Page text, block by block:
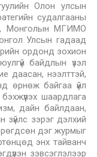
Олон улсын
судалгааны
Монголын МГИМО
Улсын гадаад
ордонд зохион
байдлын үзэл
даасан, нээлттэй,
өрнөж байгаа үйл
шаардлага
дайн байлдаан,
зүйлс зэрэг дэлхий
дэг журмыг
энх тайванч
зэвсэглэлээр